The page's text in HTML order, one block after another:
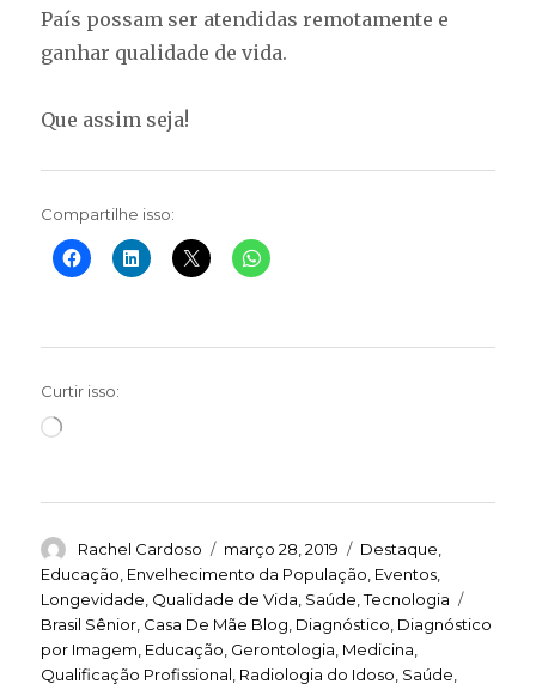
País possam ser atendidas remotamente e
ganhar qualidade de vida.
Que assim seja!
Compartilhe isso:
Curtir isso:
Carregando...
Autor
Rachel Cardoso
Publicado
em
março 28, 2019 Categorias
Destaque,
Educação, Envelhecimento da População, Eventos,
Longevidade, Qualidade de Vida, Saúde,Tecnologia
Brasil Sênior, Casa De Mãe Blog, Diagnóstico, Diagnóstico
por Imagem, Educação, Gerontologia, Medicina,
Qualificação Profissional, Radiologia do Idoso, Saúde,